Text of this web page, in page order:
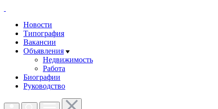
Новости
Типография
Вакансии
Объявления
Недвижимость
Работа
Биографии
Руководство